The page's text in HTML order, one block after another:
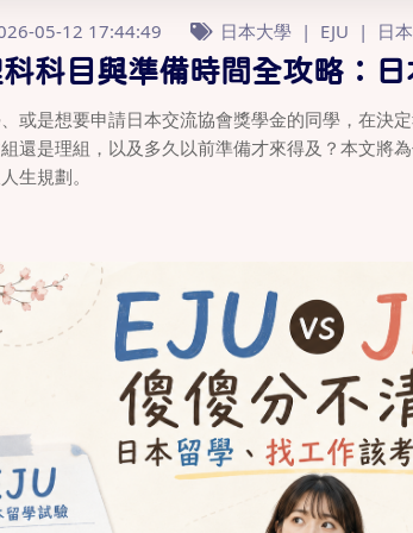
05-12 17:44:49 日本大學 EJU 日
科目與準備時間全攻略：
或是想要申請日本交流協會獎學金的同學，在決
還是理組，以及多久以前準備才來得及？本文將
生規劃。